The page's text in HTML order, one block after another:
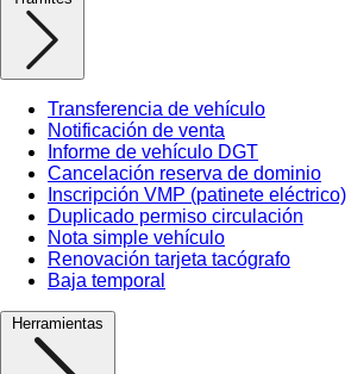
Transferencia de vehículo
Notificación de venta
Informe de vehículo DGT
Cancelación reserva de dominio
Inscripción VMP (patinete eléctrico)
Duplicado permiso circulación
Nota simple vehículo
Renovación tarjeta tacógrafo
Baja temporal
Herramientas